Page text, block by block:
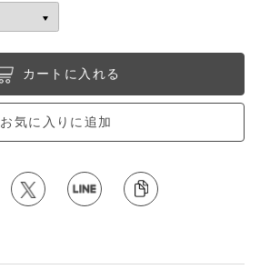
カートに入れる
お気に入りに追加